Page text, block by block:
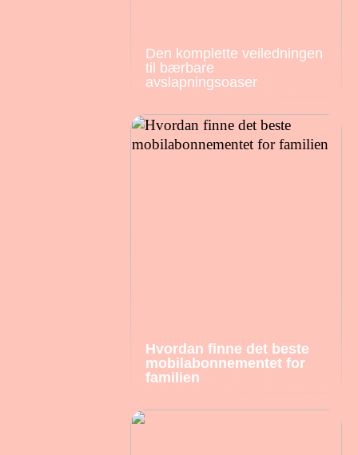
Den komplette veiledningen
til bærbare
avslapningsoaser
Hvordan finne det beste
mobilabonnementet for
familien